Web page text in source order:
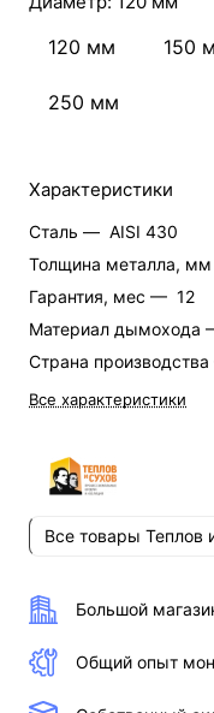
120 мм 150
250 мм
Характеристики
Сталь — AISI 430
Толщина металла,
Гарантия, мес — 12
Материал дымохода
Страна
Все характеристики
Все товары Теплов
Большой
Общий опыт